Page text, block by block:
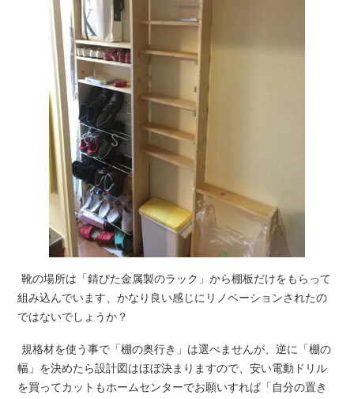
靴の場所は「錆びた金属製のラック」から棚板だけをもらって
組み込んでいます、かなり良い感じにリノベーションされたの
ではないでしょうか？
規格材を使う事で「棚の奥行き」は選べませんが、逆に「棚の
幅」を決めたら設計図はほぼ決まりますので、安い電動ドリル
を買ってカットもホームセンターでお願いすれば「自分の置き